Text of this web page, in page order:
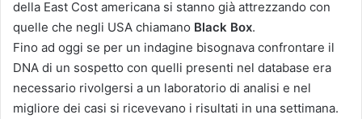
della East Cost americana si stanno già attrezzando con
quelle che negli USA chiamano Black Box.
Fino ad oggi se per un indagine bisognava confrontare il
DNA di un sospetto con quelli presenti nel database era
necessario rivolgersi a un laboratorio di analisi e nel
migliore dei casi si ricevevano i risultati in una settimana.